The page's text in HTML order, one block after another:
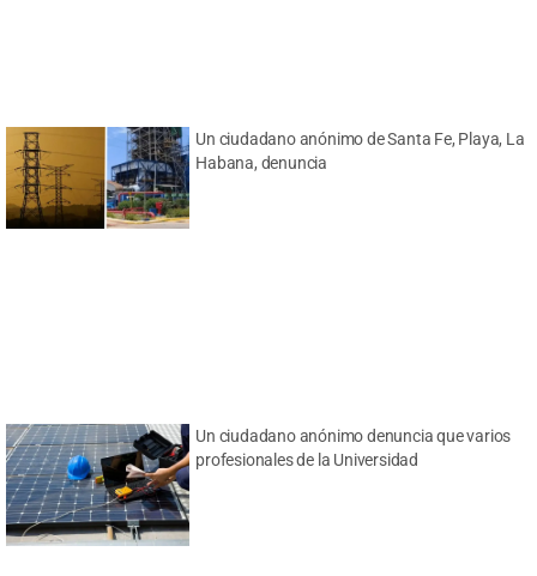
Un ciudadano anónimo de Santa Fe, Playa, La
Habana, denuncia
Un ciudadano anónimo denuncia que varios
profesionales de la Universidad